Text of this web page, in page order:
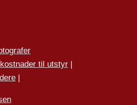
til utstyr|
e|